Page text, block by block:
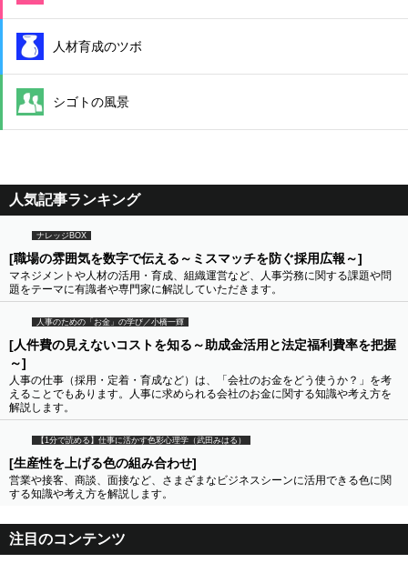
人材育成のツボ
シゴトの風景
人気記事ランキング
ナレッジBOX
[職場の雰囲気を数字で伝える～ミスマッチを防ぐ採用広報～]
マネジメントや人材の活用・育成、組織運営など、人事労務に関する課題や問
題をテーマに有識者や専門家に解説していただきます。
人事のための「お金」の学び／小橋一輝
[人件費の見えないコストを知る～助成金活用と法定福利費率を把握
～]
人事の仕事（採用・定着・育成など）は、「会社のお金をどう使うか？」を考
えることでもあります。人事に求められる会社のお金に関する知識や考え方を
解説します。
【1分で読める】仕事に活かす色彩心理学（武田みはる）
[生産性を上げる色の組み合わせ]
営業や接客、商談、面接など、さまざまなビジネスシーンに活用できる色に関
する知識や考え方を解説します。
注目のコンテンツ